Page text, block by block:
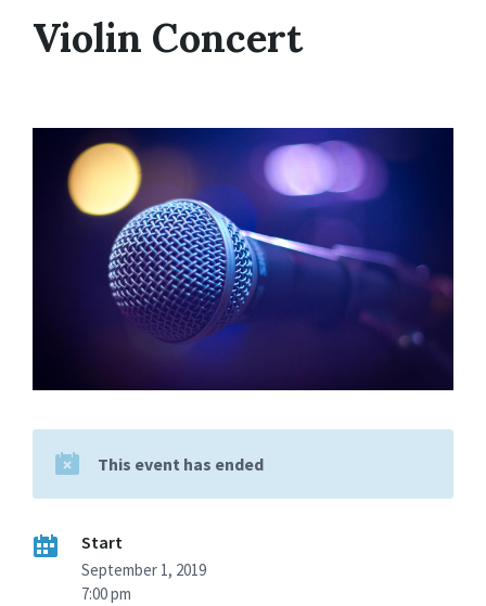
Violin Concert
This event has ended
Start
September 1, 2019
7:00 pm